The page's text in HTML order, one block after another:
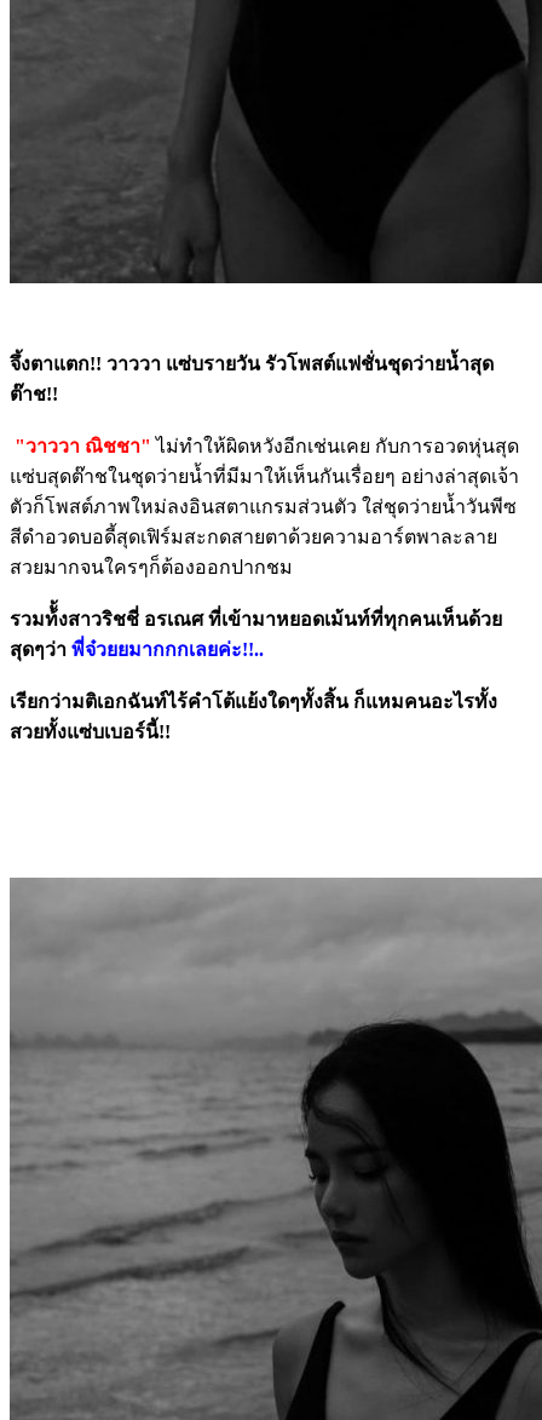
จึ้งตาแตก!! วาววา แซ่บรายวัน รัวโพสต์แฟชั่นชุดว่ายน้ำสุด
ต๊าช!!
"วาววา ณิชชา" ไม่ทำให้ผิดหวังอีกเช่นเคย กับการอวดหุ่นสุด
แซ่บสุดต๊าชในชุดว่ายน้ำที่มีมาให้เห็นกันเรื่อยๆ อย่างล่าสุดเจ้า
ตัวก็โพสต์ภาพใหม่ลงอินสตาแกรมส่วนตัว ใส่ชุดว่ายน้ำวันพีซ
สีดำอวดบอดี้สุดเฟิร์มสะกดสายตาด้วยความอาร์ตพาละลาย
สวยมากจนใครๆก็ต้องออกปากชม
รวมท้ั้งสาวริชชี่ อรเณศ ที่เข้ามาหยอดเม้นท์ที่ทุกคนเห็นด้วย
สุดๆว่า พี่จ๋วยยมากกกเลยค่ะ!!..
เรียกว่ามติเอกฉันท์ไร้คำโต้แย้งใดๆทั้งสิ้น ก็แหมคนอะไรทั้ง
สวยทั้งแซ่บเบอร์นี้!!